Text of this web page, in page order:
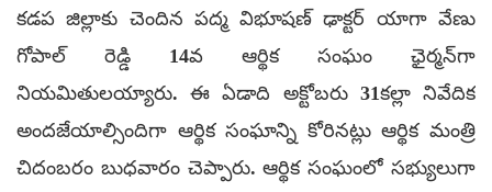
కడప జిల్లాకు చెందిన పద్మ విభూషణ్ ఢాక్టర్ యాగా వేణు
గోపాల్ రెడ్డి 14వ ఆర్థిక సంఘం ఛైర్మన్‌గా
నియమితులయ్యారు. ఈ ఏడాది అక్టోబరు 31కల్లా నివేదిక
అందజేయాల్సిందిగా ఆర్థిక సంఘాన్ని కోరినట్లు ఆర్థిక మంత్రి
చిదంబరం బుధవారం చెప్పారు. ఆర్థిక సంఘంలో సభ్యులుగా